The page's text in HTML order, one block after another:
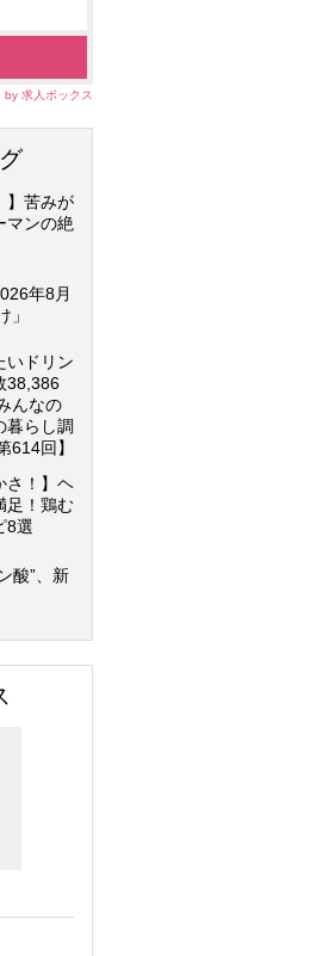
求人ボックス
】苦みが
マンの絶
年8月
」
いドリン
38,386
んなの
暮らし調
614回】
さ！】ヘ
足！鶏む
8選
酸”、新